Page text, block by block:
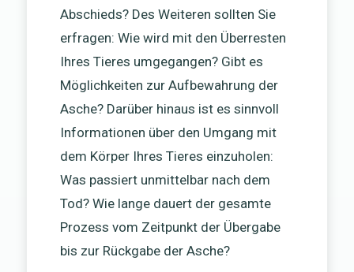
Abschieds? Des Weiteren sollten Sie
erfragen: Wie wird mit den Überresten
Ihres Tieres umgegangen? Gibt es
Möglichkeiten zur Aufbewahrung der
Asche? Darüber hinaus ist es sinnvoll
Informationen über den Umgang mit
dem Körper Ihres Tieres einzuholen:
Was passiert unmittelbar nach dem
Tod? Wie lange dauert der gesamte
Prozess vom Zeitpunkt der Übergabe
bis zur Rückgabe der Asche?